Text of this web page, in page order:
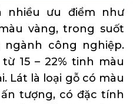
nhiều ưu điểm như
vàng, trong suốt
công nghiệp.
15 – 22% tinh màu
Lát là loại gỗ có màu
tượng, có đặc tính